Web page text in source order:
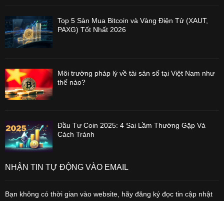
Top 5 Sàn Mua Bitcoin và Vàng Điện Tử (XAUT,
PAXG) Tốt Nhất 2026
Môi trường pháp lý về tài sản số tại Việt Nam như
thế nào?
Đầu Tư Coin 2025: 4 Sai Lầm Thường Gặp Và
Cách Tránh
NHẬN TIN TỰ ĐỘNG VÀO EMAIL
Bạn không có thời gian vào website, hãy đăng ký đọc tin cập nhật